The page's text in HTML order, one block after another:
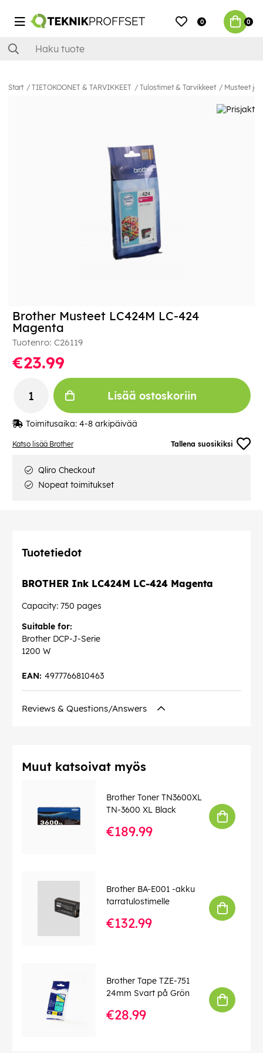
0 0
Start TIETOKOONET & TARVIKKEET Tulostimet & Tarvikkeet Musteet ja
Katso lisää Brother Tallena suosikiksi
Brother Musteet LC424M LC-424
Magenta
Tuotenro: C26119
€23.99
Lisää ostoskoriin
Toimitusaika: 4-8 arkipäivää
Qliro Checkout
Nopeat toimitukset
Tuotetiedot
BROTHER Ink LC424M LC-424 Magenta
Capacity: 750 pages
Suitable for:
Brother DCP-J-Serie
1200 W
4977766810463
EAN:
Reviews & Questions/Answers
Muut katsoivat myös
Brother Toner TN3600XL
TN-3600 XL Black
€189.99
Brother BA-E001 -akku
tarratulostimelle
€132.99
Brother Tape TZE-751
24mm Svart på Grön
€28.99